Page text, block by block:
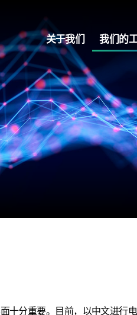
关于我们 我们的
分重要。目前，以中文进行